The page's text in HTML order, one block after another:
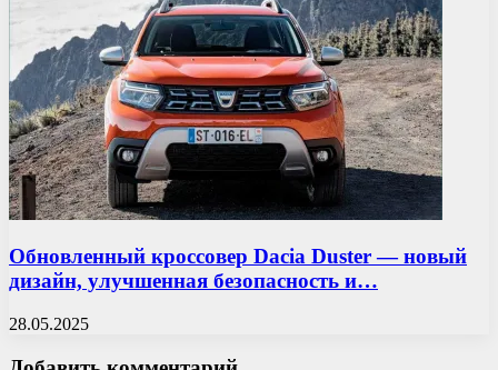
Обновленный кроссовер Dacia Duster — новый
дизайн, улучшенная безопасность и…
28.05.2025